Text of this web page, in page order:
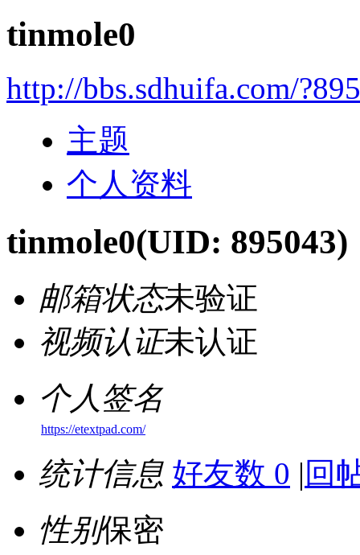
tinmole0
http://bbs.sdhuifa.com/
主题
个人资料
tinmole0(UID: 895043)
邮箱状态未验证
视频认证未认证
个人签名
https://etextpad.com/
统计信息 好友数 0 | 回
性别保密